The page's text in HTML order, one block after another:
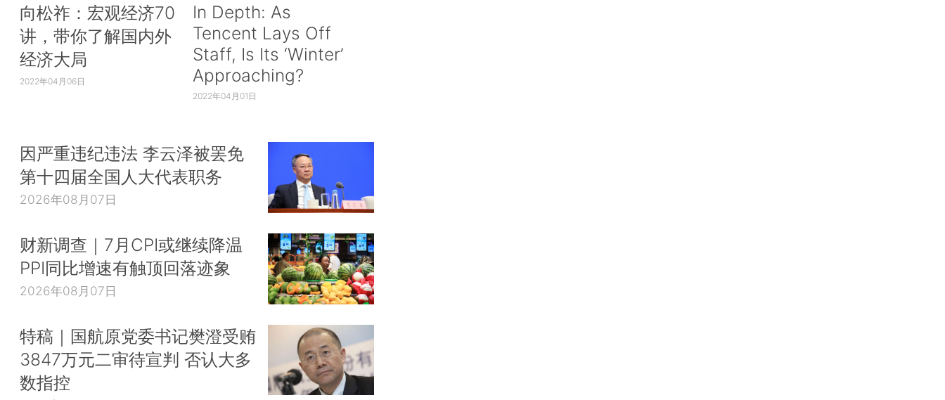
向松祚：宏观经济70
讲，带你了解国内外
经济大局
2022年04月06日
In Depth: As
Tencent Lays Off
Staff, Is Its ‘Winter’
Approaching?
2022年04月01日
因严重违纪违法 李云泽被罢免
第十四届全国人大代表职务
2026年08月07日
财新调查｜7月CPI或继续降温
PPI同比增速有触顶回落迹象
2026年08月07日
特稿｜国航原党委书记樊澄受贿
3847万元二审待宣判 否认大多
数指控